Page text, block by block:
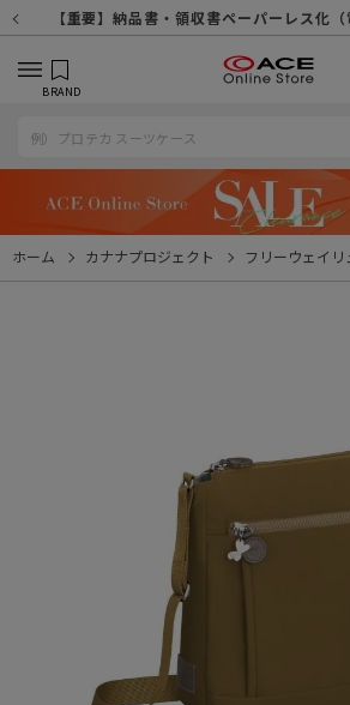
【重要】令和８年熊本地震に伴う配送
【重要】納品書・領収書ペーパーレス化
【重要】天候不良や交通状況・物量増等に伴
【重要】悪質な詐欺サイトにご
【重要】各種メールが届かない場
【重要】お問い合わせのご対応
【重要】SNSのなりすまし詐欺に
BRAND
ホーム カナナプロジェクト フリーウェイ